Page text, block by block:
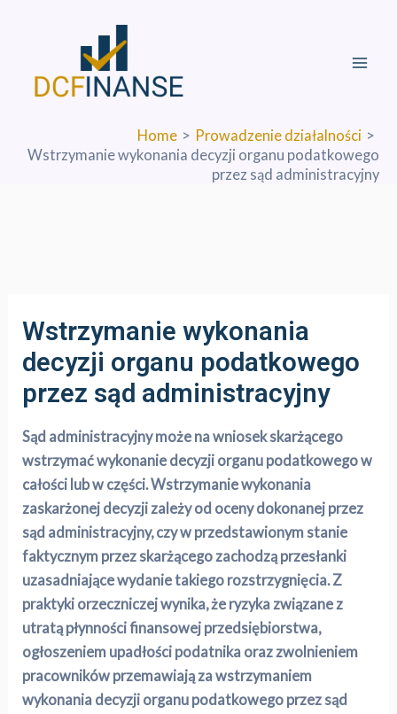
Home
Prowadzenie działalności
Wstrzymanie wykonania decyzji organu podatkowego
przez sąd administracyjny
Wstrzymanie wykonania
decyzji organu podatkowego
przez sąd administracyjny
Sąd administracyjny może na wniosek skarżącego
wstrzymać wykonanie decyzji organu podatkowego w
całości lub w części. Wstrzymanie wykonania
zaskarżonej decyzji zależy od oceny dokonanej przez
sąd administracyjny, czy w przedstawionym stanie
faktycznym przez skarżącego zachodzą przesłanki
uzasadniające wydanie takiego rozstrzygnięcia. Z
praktyki orzeczniczej wynika, że ryzyka związane z
utratą płynności finansowej przedsiębiorstwa,
ogłoszeniem upadłości podatnika oraz zwolnieniem
pracowników przemawiają za wstrzymaniem
wykonania decyzji organu podatkowego przez sąd